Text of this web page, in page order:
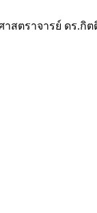
สตราจารย์ ดร.กิ